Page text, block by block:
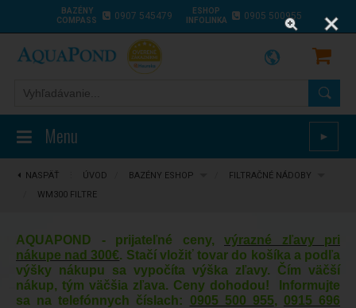
BAZÉNY
COMPASS
0907 545479
ESHOP
INFOLINKA
0905 500955
Menu ►
NASPÄŤ ÚVOD BAZÉNY ESHOP
FILTRAČNÉ NÁDOBY
WM300 FILTRE
AQUAPOND - prijateľné ceny, výrazné zľavy pri
nákupe nad 300€. Stačí vložiť tovar do košíka a podľa
výšky nákupu sa vypočíta výška zľavy. Čím väčší
nákup, tým väčšia zľava. Ceny dohodou! Informujte
sa na telefónnych číslach: 0905 500 955, 0915 696